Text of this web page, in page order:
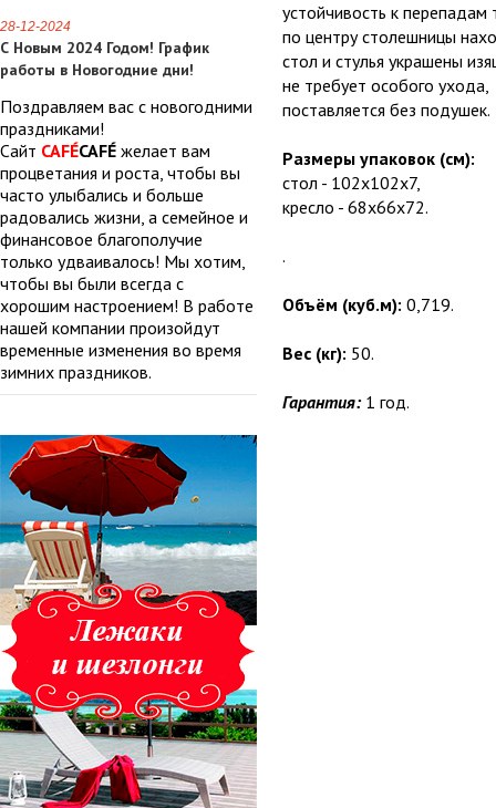
28-12-2024
С Новым 2024 Годом! График
работы в Новогодние дни!
Поздравляем вас с новогодними
праздниками!
Сайт CAFÉCAFÉ желает вам
процветания и роста, чтобы вы
часто улыбались и больше
радовались жизни, а семейное и
финансовое благополучие
только удваивалось! Мы хотим,
чтобы вы были всегда с
хорошим настроением! В работе
нашей компании произойдут
временные изменения во время
зимних праздников.
устойчивость к
по центру столешницы
стол и стулья украшены
не требует особого ухода,
поставляется без подушек.
Размеры упаковок (см):
стол - 102х102х7,
кресло - 68х66х72.
.
Объём (куб.м): 0,719.
Вес (кг): 50.
Гарантия:1 год.